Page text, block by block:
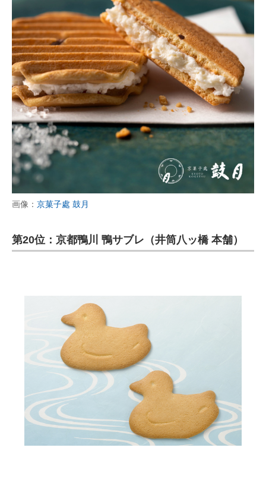
画像： 京菓子處 鼓月
第20位：京都鴨川 鴨サブレ（井筒八ッ橋 本舗）